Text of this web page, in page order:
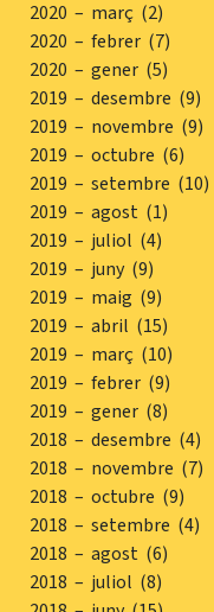
2020 – març (2)
2020 – febrer (7)
2020 – gener (5)
2019 – desembre (9)
2019 – novembre (9)
2019 – octubre (6)
2019 – setembre (10)
2019 – agost (1)
2019 – juliol (4)
2019 – juny (9)
2019 – maig (9)
2019 – abril (15)
2019 – març (10)
2019 – febrer (9)
2019 – gener (8)
2018 – desembre (4)
2018 – novembre (7)
2018 – octubre (9)
2018 – setembre (4)
2018 – agost (6)
2018 – juliol (8)